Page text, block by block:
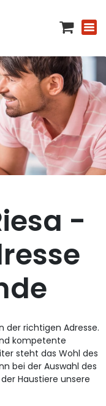
-
der richtigen Adresse.
kompetente
steht das Wohl des
bei der Auswahl des
Haustiere unsere